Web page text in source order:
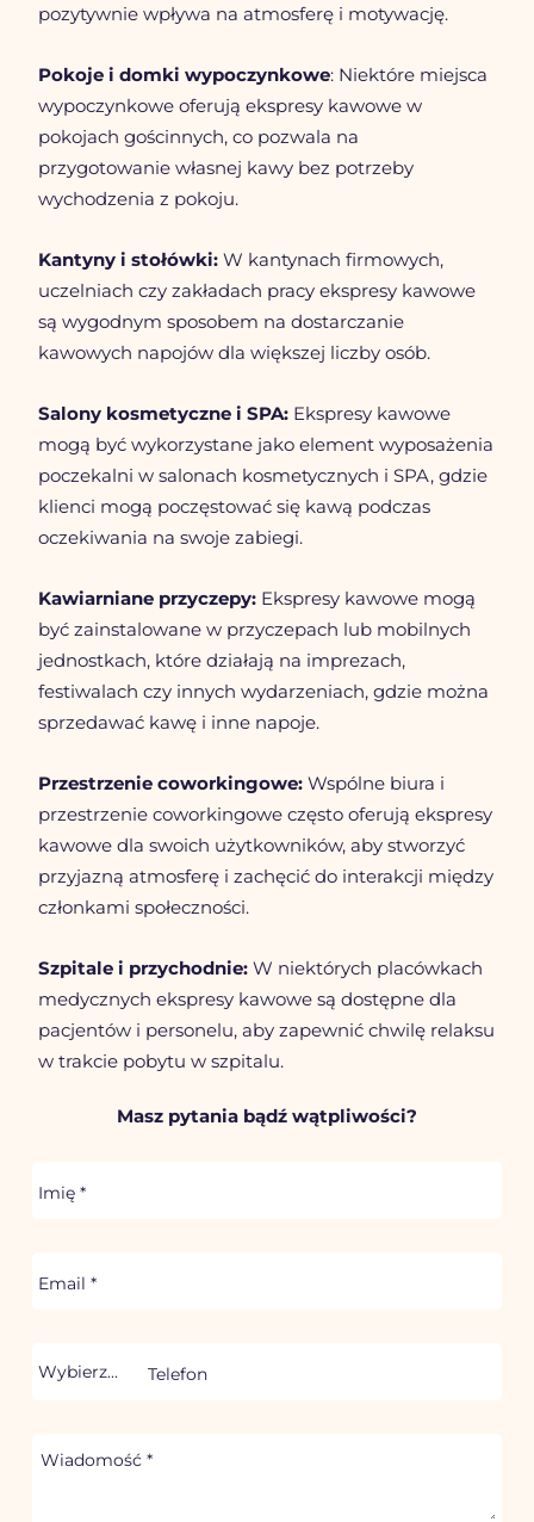
pozytywnie wpływa na atmosferę i motywację.
Pokoje i domki wypoczynkowe: Niektóre miejsca
wypoczynkowe oferują ekspresy kawowe w
pokojach gościnnych, co pozwala na
przygotowanie własnej kawy bez potrzeby
wychodzenia z pokoju.
Kantyny i stołówki: W kantynach firmowych,
uczelniach czy zakładach pracy ekspresy kawowe
są wygodnym sposobem na dostarczanie
kawowych napojów dla większej liczby osób.
Salony kosmetyczne i SPA: Ekspresy kawowe
mogą być wykorzystane jako element wyposażenia
poczekalni w salonach kosmetycznych i SPA, gdzie
klienci mogą poczęstować się kawą podczas
oczekiwania na swoje zabiegi.
Kawiarniane przyczepy: Ekspresy kawowe mogą
być zainstalowane w przyczepach lub mobilnych
jednostkach, które działają na imprezach,
festiwalach czy innych wydarzeniach, gdzie można
sprzedawać kawę i inne napoje.
Przestrzenie coworkingowe: Wspólne biura i
przestrzenie coworkingowe często oferują ekspresy
kawowe dla swoich użytkowników, aby stworzyć
przyjazną atmosferę i zachęcić do interakcji między
członkami społeczności.
Szpitale i przychodnie: W niektórych placówkach
medycznych ekspresy kawowe są dostępne dla
pacjentów i personelu, aby zapewnić chwilę relaksu
w trakcie pobytu w szpitalu.
Masz pytania bądź wątpliwości?
Wybierz...
phone-prefix